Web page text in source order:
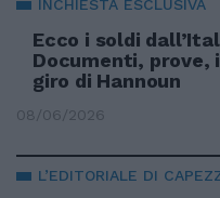
INCHIESTA ESCLUSIVA
Ecco i soldi
Documenti, prove,
giro di Hannoun
08/06/2026
L’EDITORIALE DI